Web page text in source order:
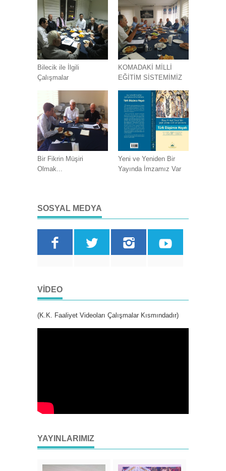
Bilecik ile İlgili
Çalışmalar
KOMADAKİ MİLLİ
EĞİTİM SİSTEMİMİZ
Bir Fikrin Müşiri
Olmak...
Yeni ve Yeniden Bir
Yayında İmzamız Var
SOSYAL MEDYA
VIDEO
(K.K. Faaliyet Videoları Çalışmalar Kısmındadır)
YAYINLARIMIZ